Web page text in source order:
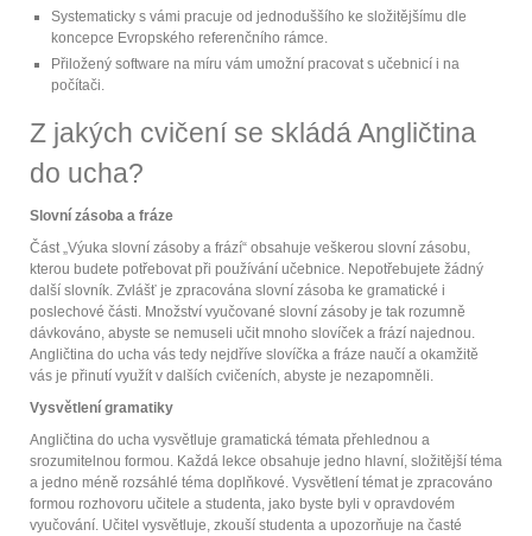
Systematicky s vámi pracuje od jednoduššího ke složitějšímu dle
koncepce Evropského referenčního rámce.
Přiložený software na míru vám umožní pracovat s učebnicí i na
počítači.
Z jakých cvičení se skládá Angličtina
do ucha?
Slovní zásoba a fráze
Část „Výuka slovní zásoby a frází“ obsahuje veškerou slovní zásobu,
kterou budete potřebovat při používání učebnice. Nepotřebujete žádný
další slovník. Zvlášť je zpracována slovní zásoba ke gramatické i
poslechové části. Množství vyučované slovní zásoby je tak rozumně
dávkováno, abyste se nemuseli učit mnoho slovíček a frází najednou.
Angličtina do ucha vás tedy nejdříve slovíčka a fráze naučí a okamžitě
vás je přinutí využít v dalších cvičeních, abyste je nezapomněli.
Vysvětlení gramatiky
Angličtina do ucha vysvětluje gramatická témata přehlednou a
srozumitelnou formou. Každá lekce obsahuje jedno hlavní, složitější téma
a jedno méně rozsáhlé téma doplňkové. Vysvětlení témat je zpracováno
formou rozhovoru učitele a studenta, jako byste byli v opravdovém
vyučování. Učitel vysvětluje, zkouší studenta a upozorňuje na časté